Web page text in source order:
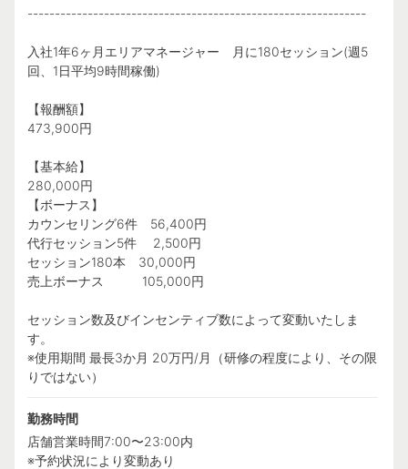
--------------------------------------------------------------
入社1年6ヶ月エリアマネージャー 月に180セッション(週5
回、1日平均9時間稼働)
【報酬額】
473,900円
【基本給】
280,000円
【ボーナス】
カウンセリング6件 56,400円
代行セッション5件 2,500円
セッション180本 30,000円
売上ボーナス 105,000円
セッション数及びインセンティブ数によって変動いたしま
す。
※使用期間 最長3か月 20万円/月（研修の程度により、その限
りではない）
勤務時間
店舗営業時間7:00〜23:00内
※予約状況により変動あり